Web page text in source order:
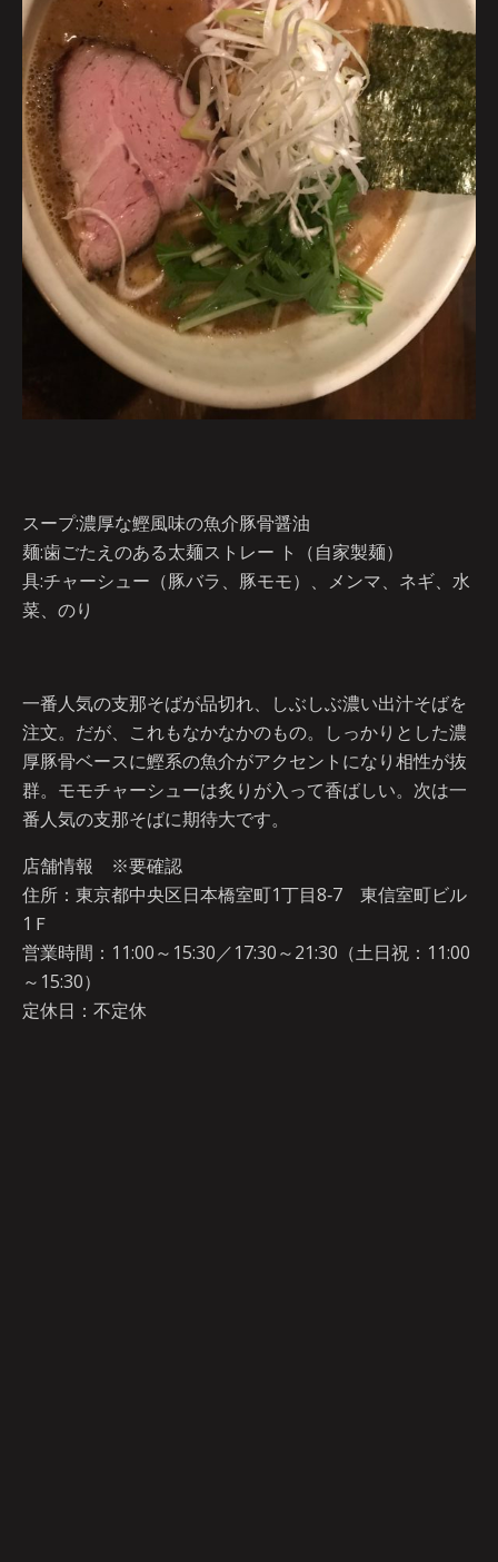
スープ:濃厚な鰹風味の魚介豚骨醤油
麺:歯ごたえのある太麺ストレー ト（自家製麺）
具:チャーシュー（豚バラ、豚モモ）、メンマ、ネギ、水
菜、のり
一番人気の支那そばが品切れ、しぶしぶ濃い出汁そばを
注文。だが、これもなかなかのもの。しっかりとした濃
厚豚骨ベースに鰹系の魚介がアクセントになり相性が抜
群。モモチャーシューは炙りが入って香ばしい。次は一
番人気の支那そばに期待大です。
店舗情報 ※要確認
住所：東京都中央区日本橋室町1丁目8‐7 東信室町ビル
1Ｆ
営業時間：11:00～15:30／17:30～21:30（土日祝：11:00
～15:30）
定休日：不定休